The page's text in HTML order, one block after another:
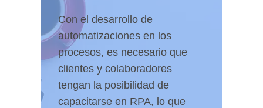
Con el desarrollo de
automatizaciones en los
procesos, es necesario que
clientes y colaboradores
tengan la posibilidad de
capacitarse en RPA, lo que